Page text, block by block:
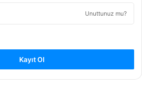
Unuttunuz mu?
Kayıt Ol